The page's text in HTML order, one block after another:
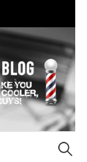
検